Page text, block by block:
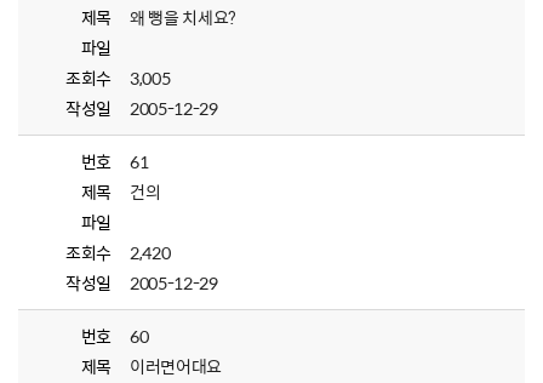
제목
왜 뻥을 치세요?
파일
조회수
3,005
작성일
2005-12-29
번호
61
제목
건의
파일
조회수
2,420
작성일
2005-12-29
번호
60
제목
이러면어대요